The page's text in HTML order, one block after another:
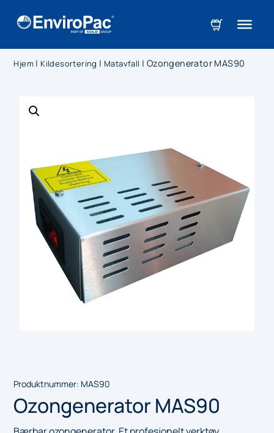
Hjem | Kildesortering | Matavfall | Ozongenerator MAS90
Produktnummer: MAS90
Ozongenerator MAS90